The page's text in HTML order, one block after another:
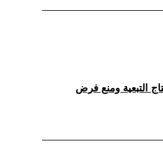
التبعية ومنع فرض